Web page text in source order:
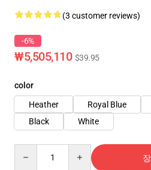
(3 customer reviews)
-6%
₩5,505,110 $39.95
color
Heather
Royal Blue
Black
White